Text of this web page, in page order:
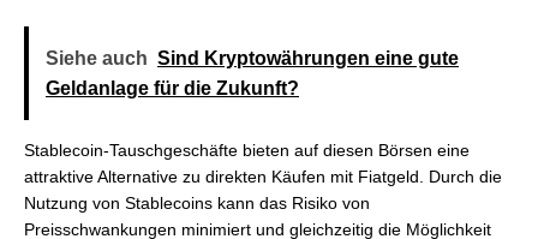
Siehe auch Sind Kryptowährungen eine gute
Geldanlage für die Zukunft?
Stablecoin-Tauschgeschäfte bieten auf diesen Börsen eine
attraktive Alternative zu direkten Käufen mit Fiatgeld. Durch die
Nutzung von Stablecoins kann das Risiko von
Preisschwankungen minimiert und gleichzeitig die Möglichkeit